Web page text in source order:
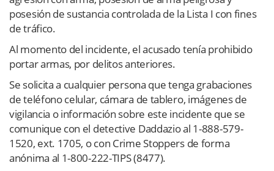
posesión de sustancia controlada de la Lista I con fines
de tráfico.
Al momento del incidente, el acusado tenía prohibido
portar armas, por delitos anteriores.
Se solicita a cualquier persona que tenga grabaciones
de teléfono celular, cámara de tablero, imágenes de
vigilancia o información sobre este incidente que se
comunique con el detective Daddazio al 1-888-579-
1520, ext. 1705, o con Crime Stoppers de forma
anónima al 1-800-222-TIPS (8477).